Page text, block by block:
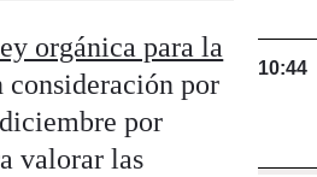
orgánica para la
consideración por
por
valorar las
10:44